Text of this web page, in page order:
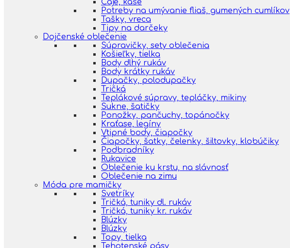
Čaje, kaše
Potreby na umývanie fliaš, gumených cumlíkov
Tašky, vreca
Tipy na darčeky
Dojčenské oblečenie
Súpravičky, sety oblečenia
Košieľky, tielka
Body dlhý rukáv
Body krátky rukáv
Dupačky, polodupačky
Tričká
Teplákové súpravy, tepláčky, mikiny
Sukne, šatičky
Ponožky, pančuchy, topánočky
Kraťase, legíny
Vtipné body, čiapočky
Čiapočky, šatky, čelenky, šiltovky, klobúčiky
Podbradníky
Rukavice
Oblečenie ku krstu, na slávnosť
Oblečenie na zimu
Móda pre mamičky
Svetríky
Tričká, tuniky dl. rukáv
Tričká, tuniky kr. rukáv
Blúzky
Blúzky
Topy, tielka
Tehotenské pásy